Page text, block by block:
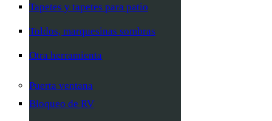
Tapetes y tapetes para patio
Toldos, marquesinas sombras
Otra herramienta
Puerta ventana
Bloqueo de RV